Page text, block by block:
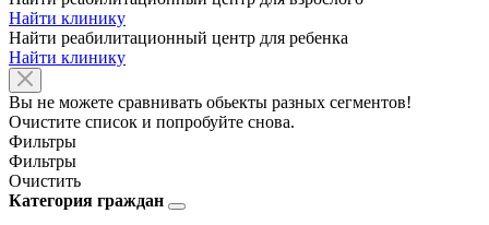
Найти клинику
Найти реабилитационный центр для ребенка
Найти клинику
Вы не можете сравнивать обьекты разных сегментов!
Очистите список и попробуйте снова.
Фильтры
Фильтры
Очистить
Категория граждан